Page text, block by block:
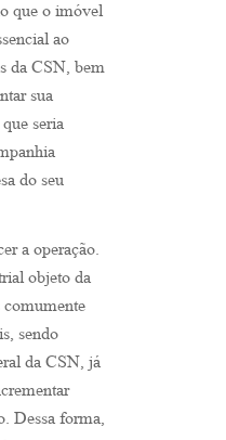
que o imóvel
ao
da CSN, bem
sua
seria
do seu
a operação.
objeto da
sendo
da CSN, já
Dessa forma,